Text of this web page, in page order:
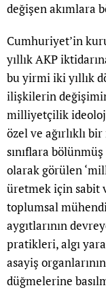
değişen akımlara
Cumhuriyet’in
yıllık AKP
bu yirmi iki yıllık
ilişkilerin
milliyetçilik
özel ve ağırlıklı
sınıflara
olarak görülen
üretmek için sabit
toplumsal
aygıtlarının
pratikleri, algı
asayiş
düğmelerine